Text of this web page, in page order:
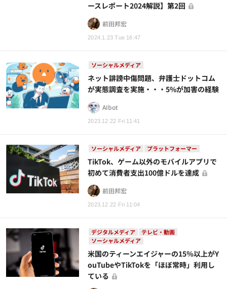
2024.1.23 Tue 16:47
ースレポート2024解説】第2回
前田邦宏
ソーシャルメディア
2023.12.22 Fri 11:41
ネット誹謗中傷問題、弁護士ドットコム
が実態調査を実施・・・5%が加害の経験
AIbot
ソーシャルメディア プラットフォーマー
2023.12.22 Fri 11:04
TikTok、ゲーム以外のモバイルアプリで
初めて消費者支出100億ドルを達成
前田邦宏
デジタルメディア
テレビ・動画
ソーシャルメディア
米国のティーンエイジャーの15％以上がY
ouTubeやTikTokを「ほぼ常時」利用し
ている